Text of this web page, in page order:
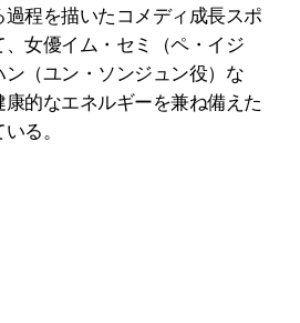
程を描いたコメディ成長スポ
女優イム・セミ（ペ・イジ
（ユン・ソンジュン役）な
的なエネルギーを兼ね備えた
る。